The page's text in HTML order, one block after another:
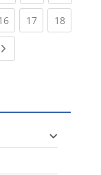
(current)
17(current)
18